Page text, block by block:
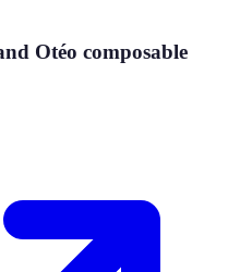
Otéo composable